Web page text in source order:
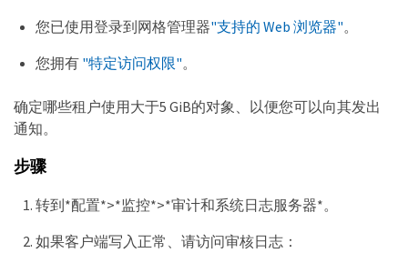
您已使用登录到网格管理器"支持的 Web 浏览器"。
您拥有 "特定访问权限"。
确定哪些租户使用大于5 GiB的对象、以便您可以向其发出
通知。
步骤
转到*配置*>*监控*>*审计和系统日志服务器*。
如果客户端写入正常、请访问审核日志：